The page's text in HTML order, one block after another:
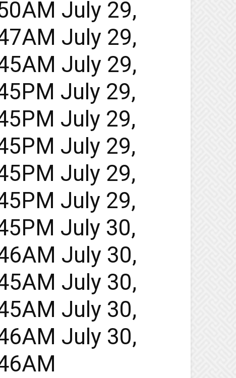
July 29,
July 29,
July 29,
July 29,
July 29,
July 29,
July 29,
July 29,
July 30,
July 30,
July 30,
July 30,
July 30,